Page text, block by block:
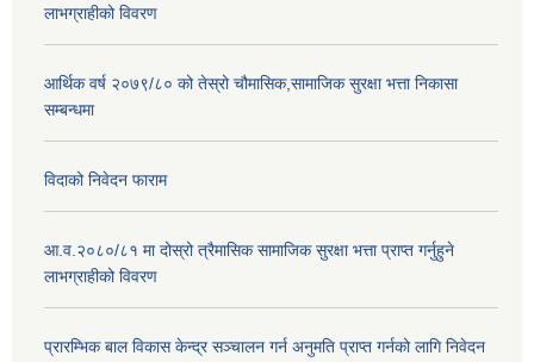
लाभग्राहीको विवरण
आर्थिक वर्ष २०७९/८० को तेस्रो चौमासिक,सामाजिक सुरक्षा भत्ता निकासा
सम्बन्धमा
विदाको निवेदन फाराम
आ.व.२०८०/८१ मा दोस्रो त्रैमासिक सामाजिक सुरक्षा भत्ता प्राप्त गर्नुहुने
लाभग्राहीको विवरण
प्रारम्भिक बाल विकास केन्द्र सञ्चालन गर्न अनुमति प्राप्त गर्नको लागि निवेदन